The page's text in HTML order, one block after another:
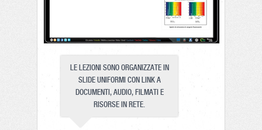
LE LEZIONI SONO ORGANIZZATE IN
SLIDE UNIFORMI CON LINK A
DOCUMENTI, AUDIO, FILMATI E
RISORSE IN RETE.